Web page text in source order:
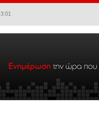
3:01